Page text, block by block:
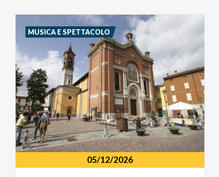
05/12/2026
MUSICA E SPETTACOLO